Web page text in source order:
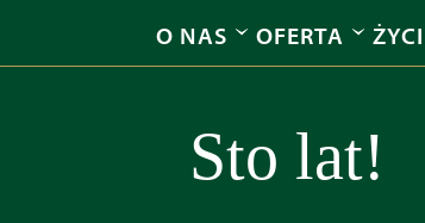
O NAS OFERTA
Sto lat!